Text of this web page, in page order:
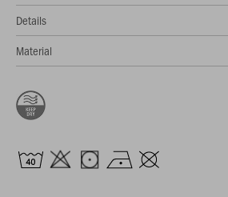
Details
Material